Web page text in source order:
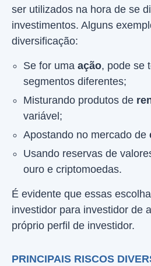
ser utilizados na hora de se
investimentos. Alguns
diversificação:
Se for uma ação, pode se
segmentos diferentes;
Misturando produtos de
variável;
Apostando no mercado de
Usando reservas de
ouro e criptomoedas.
É evidente que essas
investidor para investidor de
próprio perfil de investidor.
PRINCIPAIS RISCOS